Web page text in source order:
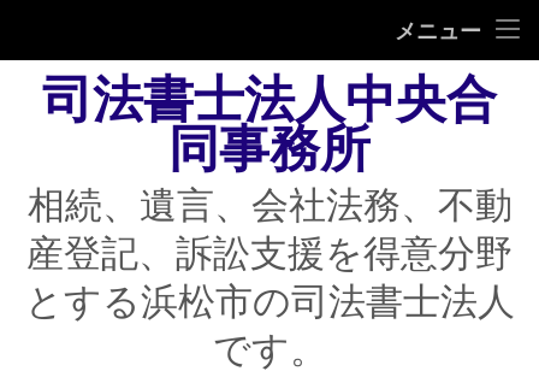
メニュー
相続
不動産登記
債務整理
住宅ローン返済にお困りの方
司法書士法人中央合
同事務所
相続、遺言、会社法務、不動
産登記、訴訟支援を得意分野
とする浜松市の司法書士法人
です。